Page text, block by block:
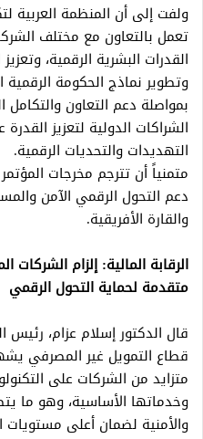
ولفت إلى أن المنظمة العربية
تعمل بالتعاون مع مختلف
القدرات البشرية الرقمية،
وتطوير نماذج الحكومة الرقمية
بمواصلة دعم التعاون والتكامل
الشراكات الدولية لتعزيز
التهديدات والتحديات الرقمية.
متمنياً أن تترجم مخرجات
دعم التحول الرقمي الآمن
والقارة الأفريقية.
الرقابة المالية: إلزام الشركات
متقدمة لحماية التحول الرقمي
قال الدكتور إسلام عزام، رئيس
قطاع التمويل غير المصرفي
متزايد من الشركات على
وخدماتها الأساسية، وهو ما
والأمنية لضمان أعلى مستويات